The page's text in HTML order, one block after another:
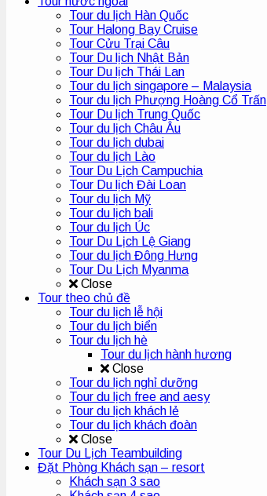
Tour du lịch Hàn Quốc
Tour Halong Bay Cruise
Tour Cửu Trại Câu
Tour Du lịch Nhật Bản
Tour Du lịch Thái Lan
Tour du lịch singapore – Malaysia
Tour du lịch Phượng Hoàng Cổ Trấn
Tour Du lịch Trung Quốc
Tour du lịch Châu Âu
Tour du lịch dubai
Tour du lịch Lào
Tour Du Lịch Campuchia
Tour Du lịch Đài Loan
Tour du lịch Mỹ
Tour du lịch bali
Tour du lịch Úc
Tour Du Lịch Lệ Giang
Tour du lịch Đông Hưng
Tour Du Lịch Myanma
Close
Tour theo chủ đề
Tour du lịch lễ hội
Tour du lịch biển
Tour du lịch hè
Tour du lịch hành hương
Close
Tour du lịch nghỉ dưỡng
Tour du lịch free and aesy
Tour du lịch khách lẻ
Tour du lịch khách đoàn
Close
Tour Du Lịch Teambuilding
Đặt Phòng Khách sạn – resort
Khách sạn 3 sao